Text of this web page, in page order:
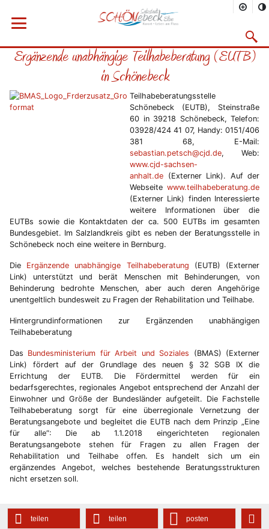
Menü öffnen
Vorheriges Bild
Startseite
Rathaus
Aktuelles 2019
Ergänzende unabhängige Teilhabeberatung (EUTB)
in Schönebeck
Teilhabeberatungsstelle
Schönebeck (EUTB), Steinstraße
60 in 39218 Schönebeck, Telefon:
03928/424 41 07, Handy: 0151/406
381 68, E-Mail:
sebastian.petsch@cjd.de, Web:
www.cjd-sachsen-
anhalt.de (Externer Link). Auf der
Webseite www.teilhabeberatung.de
(Externer Link) finden Interessierte
weitere Informationen über die
EUTBs sowie die Kontaktdaten der ca. 500 EUTBs im gesamten
Bundesgebiet. Im Salzlandkreis gibt es neben der Beratungsstelle in
Schönebeck noch eine weitere in Bernburg.
Die Ergänzende unabhängige Teilhabeberatung (EUTB) (Externer
Link) unterstützt und berät Menschen mit Behinderungen, von
Behinderung bedrohte Menschen, aber auch deren Angehörige
unentgeltlich bundesweit zu Fragen der Rehabilitation und Teilhabe.
Hintergrundinformationen zur Ergänzenden unabhängigen
Teilhabeberatung
Das Bundesministerium für Arbeit und Soziales (BMAS) (Externer
Link) fördert auf der Grundlage des neuen § 32 SGB IX die
Errichtung der EUTB. Die Fördermittel werden für ein
bedarfsgerechtes, regionales Angebot entsprechend der Anzahl der
Einwohner und Größe der Bundesländer aufgeteilt. Die Fachstelle
Teilhabeberatung sorgt für eine überregionale Vernetzung der
Beratungsangebote und begleitet die EUTB nach dem Prinzip „Eine
für alle“: Die ab 1.1.2018 eingerichteten regionalen
Beratungsangebote stehen für Fragen zu allen Fragen der
Rehabilitation und Teilhabe offen. Es handelt sich um ein
ergänzendes Angebot, welches bestehende Beratungsstrukturen
nicht ersetzen soll.
teilen teilen posten